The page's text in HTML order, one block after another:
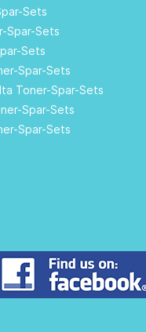
Sets
Spar-Sets
Sets
Spar-Sets
Toner-Spar-Sets
Spar-Sets
Spar-Sets